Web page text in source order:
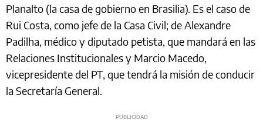
Planalto (la casa de gobierno en Brasilia). Es el caso de
Rui Costa, como jefe de la Casa Civil; de Alexandre
Padilha, médico y diputado petista, que mandará en las
Relaciones Institucionales y Marcio Macedo,
vicepresidente del PT, que tendrá la misión de conducir
la Secretaría General.